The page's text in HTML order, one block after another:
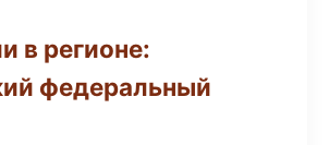
в регионе:
федеральный